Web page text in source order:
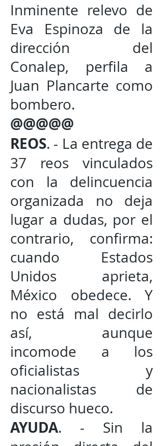
Inminente relevo de
Eva Espinoza de la
dirección del
Conalep, perfila a
Juan Plancarte como
bombero.
@@@@@
REOS. - La entrega de
37 reos vinculados
con la delincuencia
organizada no deja
lugar a dudas, por el
contrario, confirma:
cuando Estados
Unidos aprieta,
México obedece. Y
no está mal decirlo
así, aunque
incomode a los
oficialistas y
nacionalistas de
discurso hueco.
AYUDA. - Sin la